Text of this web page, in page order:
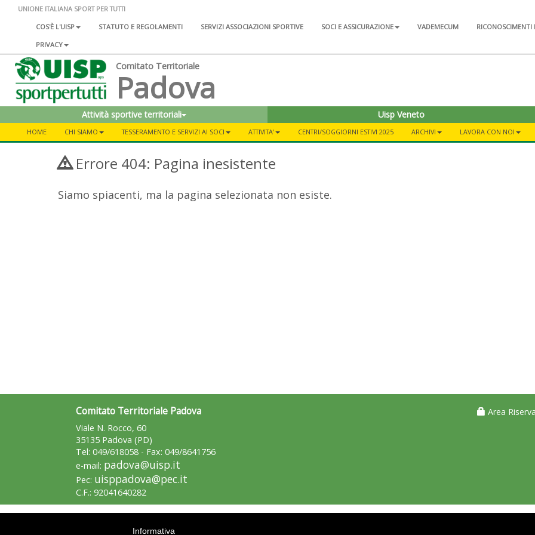
UNIONE ITALIANA SPORT PER TUTTI
COS'È L'UISP
STATUTO E REGOLAMENTI SERVIZI ASSOCIAZIONI SPORTIVE SOCI E ASSICURAZIONE VADEMECUM RICONOSCIMENTI
PRIVACY
Comitato Territoriale
Padova
Attività sportive territoriali Uisp Veneto
HOME CHI SIAMO TESSERAMENTO E SERVIZI AI SOCI ATTIVITA' CENTRI/SOGGIORNI ESTIVI 2025 ARCHIVI LAVORA CON NOI
Errore 404: Pagina inesistente
Siamo spiacenti, ma la pagina selezionata non esiste.
Comitato Territoriale Padova
Viale N. Rocco, 60
35135 Padova (PD)
Tel: 049/618058 - Fax: 049/8641756
e-mail: padova@uisp.it
Pec: uisppadova@pec.it
C.F.: 92041640282
Area
Informativa